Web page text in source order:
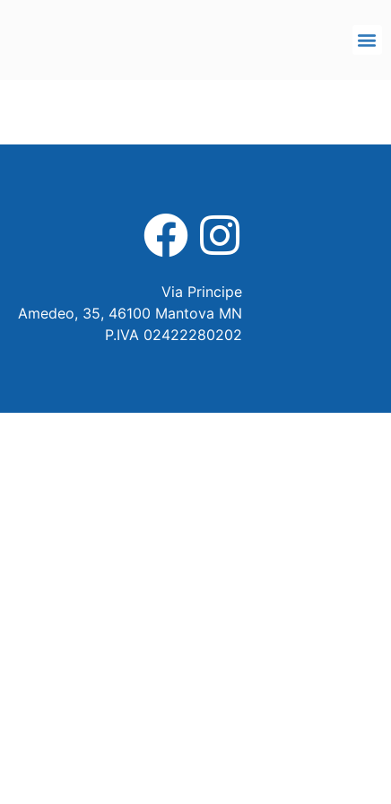
Via Principe
Amedeo, 35, 46100 Mantova MN
P.IVA 02422280202